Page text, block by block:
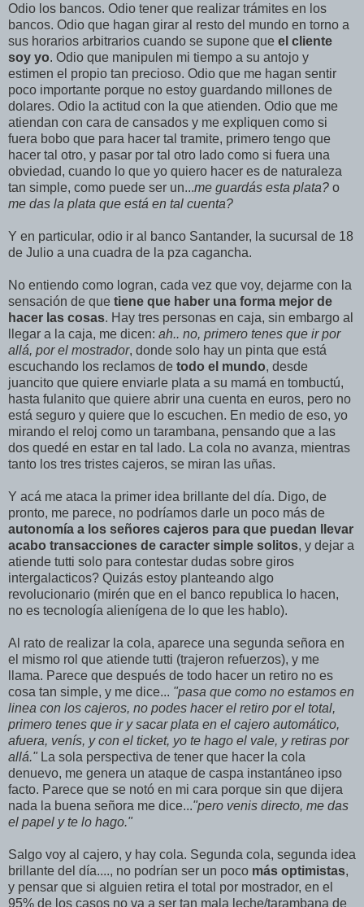
Odio los bancos. Odio tener que realizar trámites en los
bancos. Odio que hagan girar al resto del mundo en torno a
sus horarios arbitrarios cuando se supone que el cliente
soy yo. Odio que manipulen mi tiempo a su antojo y
estimen el propio tan precioso. Odio que me hagan sentir
poco importante porque no estoy guardando millones de
dolares. Odio la actitud con la que atienden. Odio que me
atiendan con cara de cansados y me expliquen como si
fuera bobo que para hacer tal tramite, primero tengo que
hacer tal otro, y pasar por tal otro lado como si fuera una
obviedad, cuando lo que yo quiero hacer es de naturaleza
tan simple, como puede ser un...me guardás esta plata? o
me das la plata que está en tal cuenta?
Y en particular, odio ir al banco Santander, la sucursal de 18
de Julio a una cuadra de la pza cagancha.
No entiendo como logran, cada vez que voy, dejarme con la
sensación de que tiene que haber una forma mejor de
hacer las cosas. Hay tres personas en caja, sin embargo al
llegar a la caja, me dicen: ah.. no, primero tenes que ir por
allá, por el mostrador, donde solo hay un pinta que está
escuchando los reclamos de todo el mundo, desde
juancito que quiere enviarle plata a su mamá en tombuctú,
hasta fulanito que quiere abrir una cuenta en euros, pero no
está seguro y quiere que lo escuchen. En medio de eso, yo
mirando el reloj como un tarambana, pensando que a las
dos quedé en estar en tal lado. La cola no avanza, mientras
tanto los tres tristes cajeros, se miran las uñas.
Y acá me ataca la primer idea brillante del día. Digo, de
pronto, me parece, no podríamos darle un poco más de
autonomía a los señores cajeros para que puedan llevar
acabo transacciones de caracter simple solitos, y dejar a
atiende tutti solo para contestar dudas sobre giros
intergalacticos? Quizás estoy planteando algo
revolucionario (mirén que en el banco republica lo hacen,
no es tecnología alienígena de lo que les hablo).
Al rato de realizar la cola, aparece una segunda señora en
el mismo rol que atiende tutti (trajeron refuerzos), y me
llama. Parece que después de todo hacer un retiro no es
cosa tan simple, y me dice... "pasa que como no estamos en
linea con los cajeros, no podes hacer el retiro por el total,
primero tenes que ir y sacar plata en el cajero automático,
afuera, venís, y con el ticket, yo te hago el vale, y retiras por
allá." La sola perspectiva de tener que hacer la cola
denuevo, me genera un ataque de caspa instantáneo ipso
facto. Parece que se notó en mi cara porque sin que dijera
nada la buena señora me dice..."pero venis directo, me das
el papel y te lo hago."
Salgo voy al cajero, y hay cola. Segunda cola, segunda idea
brillante del día...., no podrían ser un poco más optimistas,
y pensar que si alguien retira el total por mostrador, en el
95% de los casos no va a ser tan mala leche/tarambana de